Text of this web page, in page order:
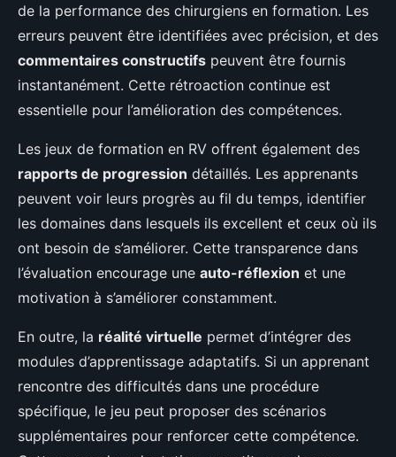
de la performance des chirurgiens en formation. Les
erreurs peuvent être identifiées avec précision, et des
commentaires constructifs peuvent être fournis
instantanément. Cette rétroaction continue est
essentielle pour l’amélioration des compétences.
Les jeux de formation en RV offrent également des
rapports de progression détaillés. Les apprenants
peuvent voir leurs progrès au fil du temps, identifier
les domaines dans lesquels ils excellent et ceux où ils
ont besoin de s’améliorer. Cette transparence dans
l’évaluation encourage une auto-réflexion et une
motivation à s’améliorer constamment.
En outre, la réalité virtuelle permet d’intégrer des
modules d’apprentissage adaptatifs. Si un apprenant
rencontre des difficultés dans une procédure
spécifique, le jeu peut proposer des scénarios
supplémentaires pour renforcer cette compétence.